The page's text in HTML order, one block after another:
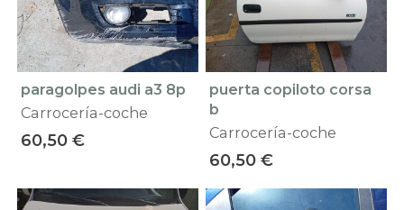
paragolpes audi a3 8p
Carrocería-coche
60,50 €
puerta copiloto corsa
b
Carrocería-coche
60,50 €